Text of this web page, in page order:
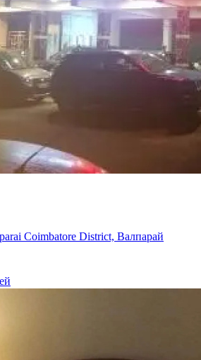
Coimbatore District, Валпарай